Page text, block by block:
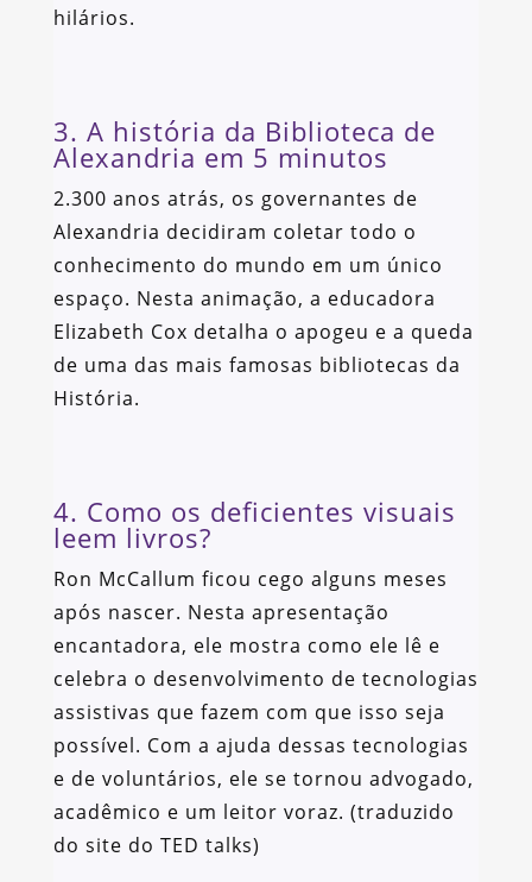
hilários.
3. A história da Biblioteca de
Alexandria em 5 minutos
2.300 anos atrás, os governantes de
Alexandria decidiram coletar todo o
conhecimento do mundo em um único
espaço. Nesta animação, a educadora
Elizabeth Cox detalha o apogeu e a queda
de uma das mais famosas bibliotecas da
História.
4. Como os deficientes visuais
leem livros?
Ron McCallum ficou cego alguns meses
após nascer. Nesta apresentação
encantadora, ele mostra como ele lê e
celebra o desenvolvimento de tecnologias
assistivas que fazem com que isso seja
possível. Com a ajuda dessas tecnologias
e de voluntários, ele se tornou advogado,
acadêmico e um leitor voraz. (traduzido
do site do TED talks)